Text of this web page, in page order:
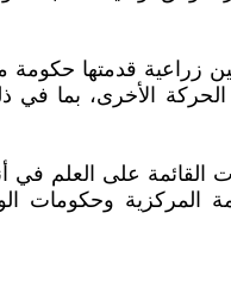
الأخرى، بما في
القائمة على العلم في
وحكومات